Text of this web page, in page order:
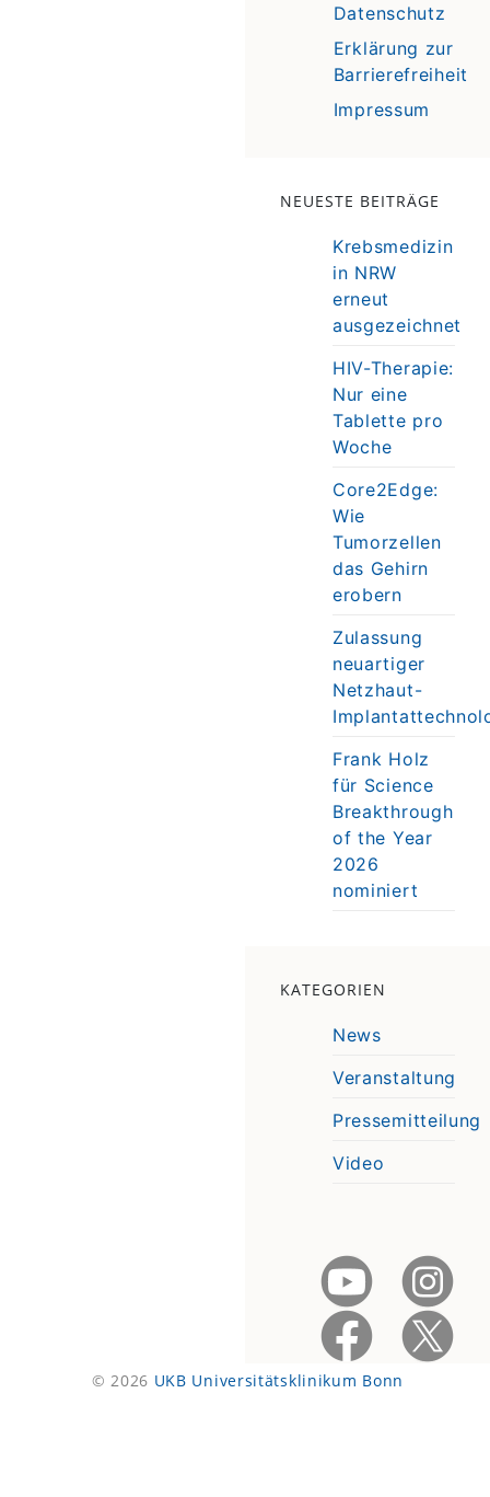
Datenschutz
Erklärung zur
Barrierefreiheit
Impressum
NEUESTE BEITRÄGE
Krebsmedizin
in NRW
erneut
ausgezeichnet
HIV-Therapie:
Nur eine
Tablette pro
Woche
Core2Edge:
Wie
Tumorzellen
das Gehirn
erobern
Zulassung
neuartiger
Netzhaut-
Frank Holz
für Science
Breakthrough
of the Year
2026
nominiert
KATEGORIEN
News
Veranstaltung
Pressemitteilung
Video
© 2026 UKB Universitätsklinikum Bonn